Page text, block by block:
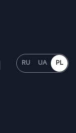
RU UA PL